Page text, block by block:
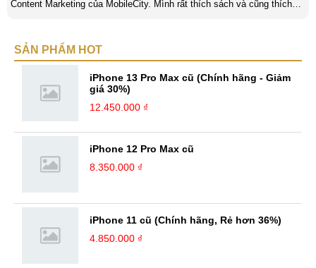
Content Marketing của MobileCity. Mình rất thích sách và cũng thích
bản thân Đỗ Đức Sang, viết chính là gửi gắm lại những cảm xúc, cảm
SẢN PHẨM HOT
iPhone 13 Pro Max cũ (Chính hãng - Giảm
giá 30%)
12.450.000 ₫
iPhone 12 Pro Max cũ
8.350.000 ₫
iPhone 11 cũ (Chính hãng, Rẻ hơn 36%)
4.850.000 ₫